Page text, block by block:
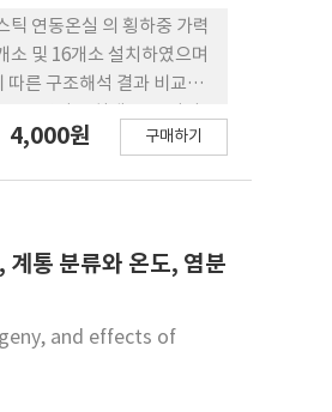
연동온실 의 횡하중 가력
소 및 16개소 설치하였으며
따른 구조해석 결과 비교에
적절히 전달하 지 못하여
4,000원 구매하기
통 분류와 온도, 염분
and effects of